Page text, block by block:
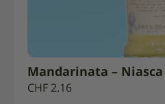
Mandarinata –
CHF 2.16